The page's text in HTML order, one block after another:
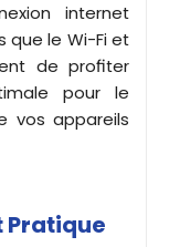
internet
que le Wi-Fi et
de profiter
pour le
vos appareils
Pratique